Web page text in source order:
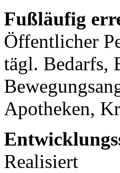
Fußläufig
Öffentlicher
tägl. Bedarfs,
Apotheken,
Realisiert